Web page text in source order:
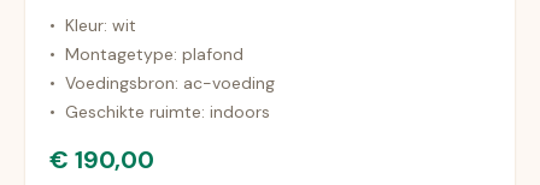
• Kleur: wit
• Montagetype: plafond
• Voedingsbron: ac-voeding
• Geschikte ruimte: indoors
€ 190,00